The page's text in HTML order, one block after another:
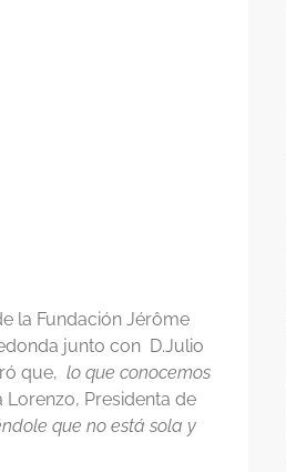
la Fundación Jérôme
junto con D.Julio
que, lo que conocemos
Lorenzo, Presidenta de
que no está sola y